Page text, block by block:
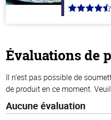
4.5
Évaluations de
Il n’est pas possible de
de produit en ce moment.
Aucune évaluation